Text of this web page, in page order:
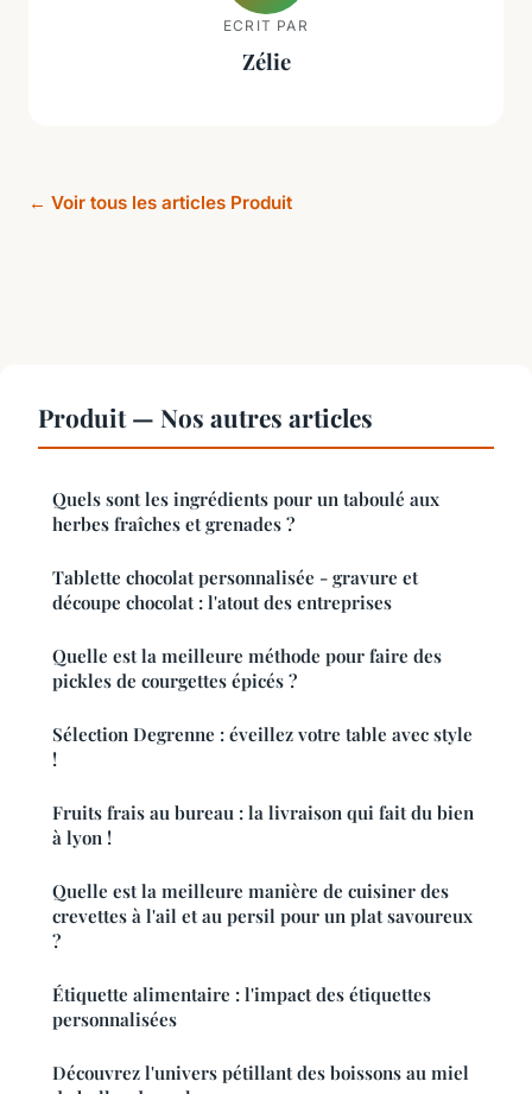
ECRIT PAR
Zélie
← Voir tous les articles Produit
Produit — Nos autres articles
Quels sont les ingrédients pour un taboulé aux
herbes fraîches et grenades ?
Tablette chocolat personnalisée - gravure et
découpe chocolat : l'atout des entreprises
Quelle est la meilleure méthode pour faire des
pickles de courgettes épicés ?
Sélection Degrenne : éveillez votre table avec style
!
Fruits frais au bureau : la livraison qui fait du bien
à lyon !
Quelle est la meilleure manière de cuisiner des
crevettes à l'ail et au persil pour un plat savoureux
?
Étiquette alimentaire : l'impact des étiquettes
personnalisées
Découvrez l'univers pétillant des boissons au miel